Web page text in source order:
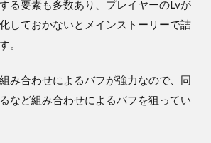
る要素も多数あり、プレイヤーのLvが
しておかないとメインストーリーで詰
。
み合わせによるバフが強力なので、同
など組み合わせによるバフを狙ってい